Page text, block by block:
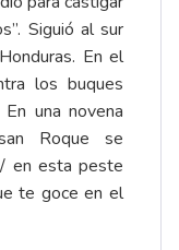
Siguió al sur
En el
los buques
una novena
Roque se
en esta peste
te goce en el